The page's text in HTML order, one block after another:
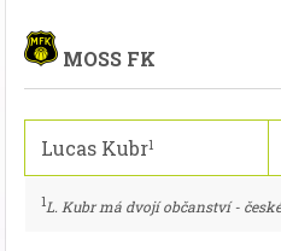
MOSS FK
Lucas Kubr1
1L. Kubr má dvojí občanství -